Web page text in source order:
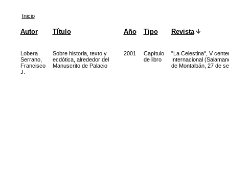
Inicio
Autor Título Año Tipo Revista
Lobera
Serrano,
Francisco
J.
Sobre historia, texto y
ecdótica, alrededor del
Manuscrito de Palacio
2001
Capítulo
de libro
"La Celestina", V
Internacional
de Montalbán, 27 de